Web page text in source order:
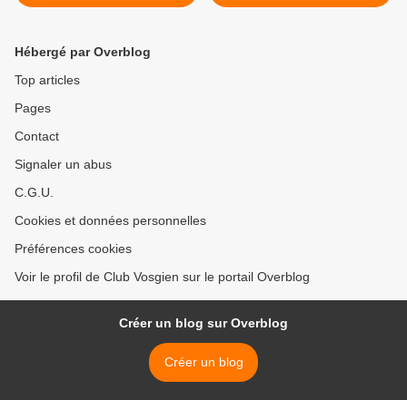
Hébergé par Overblog
Top articles
Pages
Contact
Signaler un abus
C.G.U.
Cookies et données personnelles
Préférences cookies
Voir le profil de Club Vosgien sur le portail Overblog
Créer un blog sur Overblog
Créer un blog